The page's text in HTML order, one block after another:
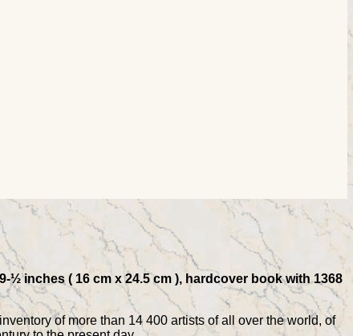
inches ( 16 cm x 24.5 cm ), hardcover book with 1368
of more than 14 400 artists of all over the world, of